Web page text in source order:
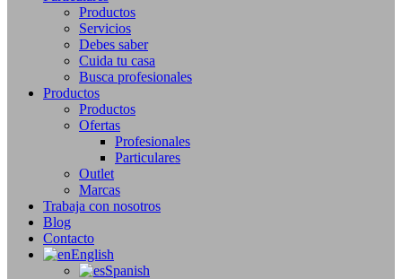
Productos
Servicios
Debes saber
Cuida tu casa
Busca profesionales
Productos
Productos
Ofertas
Profesionales
Particulares
Outlet
Marcas
Trabaja con nosotros
Blog
Contacto
English
Spanish